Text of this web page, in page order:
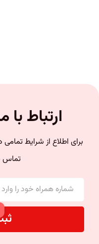
ارتباط
برای اطلاع از شرایط تمامی
تماس